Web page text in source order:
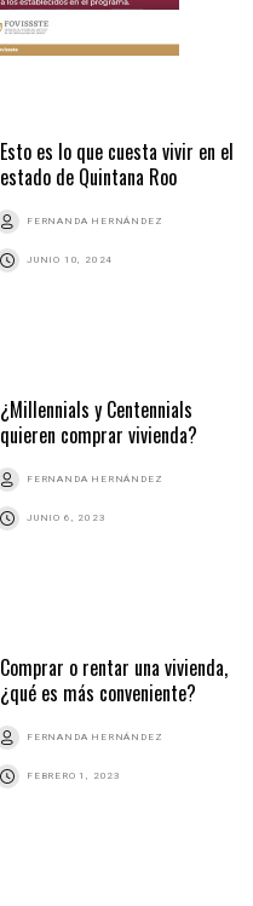
Esto es lo que cuesta vivir en el
estado de Quintana Roo
FERNANDA HERNÁNDEZ
JUNIO 10, 2024
¿Millennials y Centennials
quieren comprar vivienda?
FERNANDA HERNÁNDEZ
JUNIO 6, 2023
Comprar o rentar una vivienda,
¿qué es más conveniente?
FERNANDA HERNÁNDEZ
FEBRERO 1, 2023